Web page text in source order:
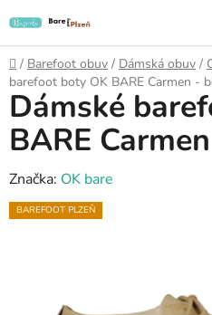
na
obsah
Domů
/ Barefoot obuv / Dámská obuv /
barefoot boty OK BARE Carmen -
Dámské
BARE
Značka: OK bare
BAREFOOT PLZEŇ